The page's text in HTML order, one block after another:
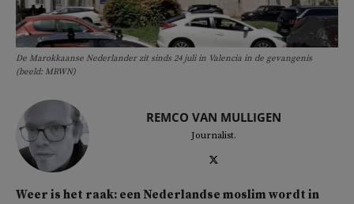
De Marokkaanse Nederlander zit sinds 24 juli in Valencia in de gevangenis
(beeld: MRWN)
REMCO VAN MULLIGEN
Journalist.
Weer is het raak: een Nederlandse moslim wordt in